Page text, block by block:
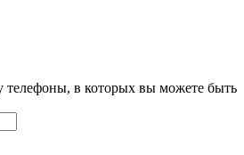
в которых вы можете быть